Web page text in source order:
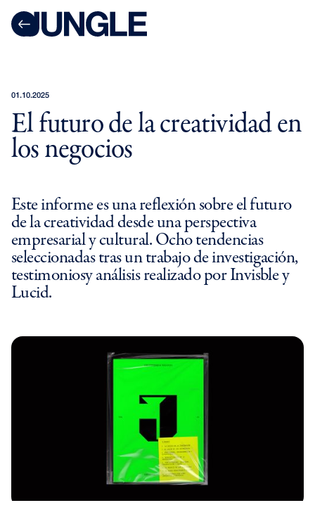
LOADING JUNGLE OS...
[X3Q2
48%1
%Y7$O6]5M
1134V1@%[#A<@TFRY
5<]3VRE!4FVEEL
92#J$#
LOADING CLIENTS...
9ILYZM
01.10.2025
El futuro de la creatividad en
los negocios
Este informe es una reflexión sobre el futuro
de la creatividad desde una perspectiva
empresarial y cultural. Ocho tendencias
seleccionadas tras un trabajo de investigación,
testimoniosy análisis realizado por Invisble y
Lucid.